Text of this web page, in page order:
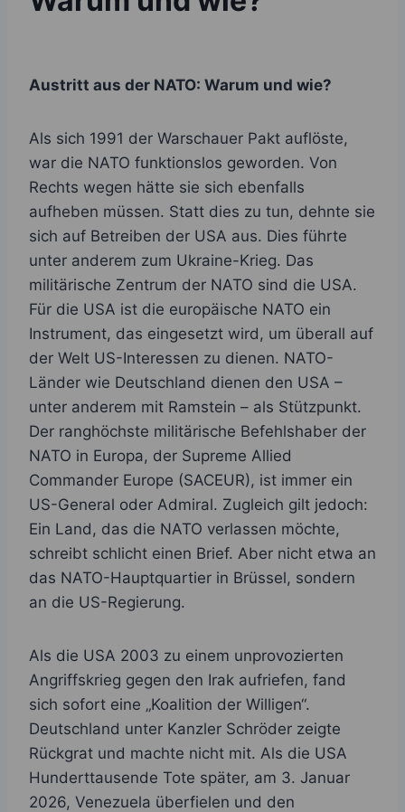
Austritt aus der NATO: Warum und wie?
Als sich 1991 der Warschauer Pakt auflöste,
war die NATO funktionslos geworden. Von
Rechts wegen hätte sie sich ebenfalls
aufheben müssen. Statt dies zu tun, dehnte sie
sich auf Betreiben der USA aus. Dies führte
unter anderem zum Ukraine-Krieg. Das
militärische Zentrum der NATO sind die USA.
Für die USA ist die europäische NATO ein
Instrument, das eingesetzt wird, um überall auf
der Welt US-Interessen zu dienen. NATO-
Länder wie Deutschland dienen den USA –
unter anderem mit Ramstein – als Stützpunkt.
Der ranghöchste militärische Befehlshaber der
NATO in Europa, der Supreme Allied
Commander Europe (SACEUR), ist immer ein
US-General oder Admiral. Zugleich gilt jedoch:
Ein Land, das die NATO verlassen möchte,
schreibt schlicht einen Brief. Aber nicht etwa an
das NATO-Hauptquartier in Brüssel, sondern
an die US-Regierung.
Als die USA 2003 zu einem unprovozierten
Angriffskrieg gegen den Irak aufriefen, fand
sich sofort eine „Koalition der Willigen“.
Deutschland unter Kanzler Schröder zeigte
Rückgrat und machte nicht mit. Als die USA
Hunderttausende Tote später, am 3. Januar
2026, Venezuela überfielen und den